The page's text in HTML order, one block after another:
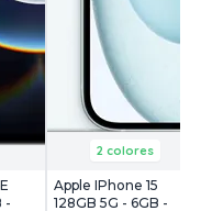
-
2 colores
Apple IPhone 15
128GB 5G - 6GB -